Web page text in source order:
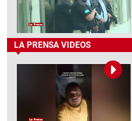
LA PRENSA VIDEOS